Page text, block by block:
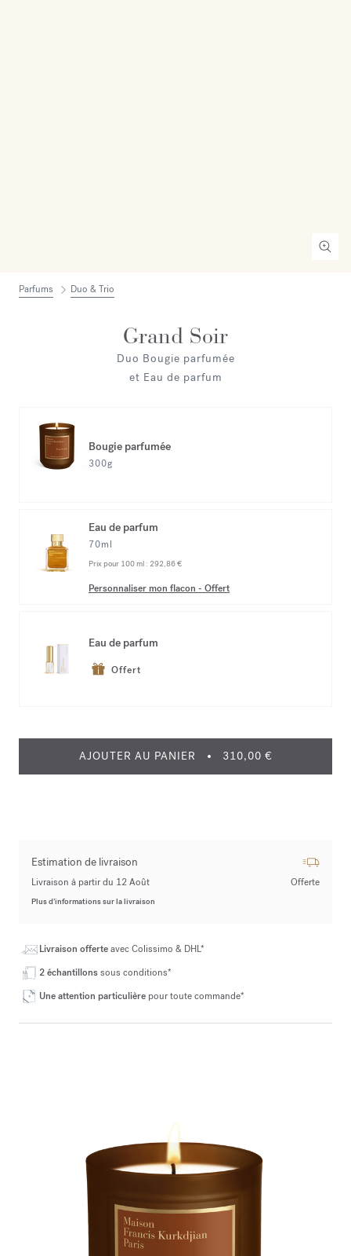
Parfums Duo & Trio
Grand Soir
Duo Bougie parfumée
et Eau de parfum
Bougie parfumée
300g
Eau de parfum
70ml
Prix pour 100 ml : 292,86 €
Personnaliser mon flacon - Offert
Eau de parfum
Offert
AJOUTER AU PANIER 310,00 €
Estimation de livraison
Livraison à partir du 12 Août Offerte
Plus d’informations sur la livraison
Livraison offerteavec Colissimo & DHL*
2 échantillonssous conditions*
Une attention particulière pour toute commande*